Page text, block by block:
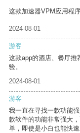
这款加速器VPM应用程
2024-08-01
游客
这款app的酒店、餐厅推
验。
2024-08-01
游客
我一直在寻找一款功能
款软件的功能非常强大
单，即使是小白也能快速